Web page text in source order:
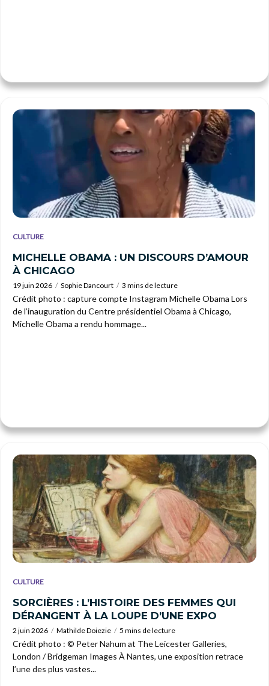
CULTURE
MICHELLE OBAMA : UN DISCOURS D’AMOUR
À CHICAGO
19 juin 2026 Sophie Dancourt 3 mins de lecture
Crédit photo : capture compte Instagram Michelle Obama Lors
de l’inauguration du Centre présidentiel Obama à Chicago,
Michelle Obama a rendu hommage...
CULTURE
SORCIÈRES : L’HISTOIRE DES FEMMES QUI
DÉRANGENT À LA LOUPE D’UNE EXPO
2 juin 2026 Mathilde Doiezie 5 mins de lecture
Crédit photo : © Peter Nahum at The Leicester Galleries,
London / Bridgeman Images À Nantes, une exposition retrace
l’une des plus vastes...